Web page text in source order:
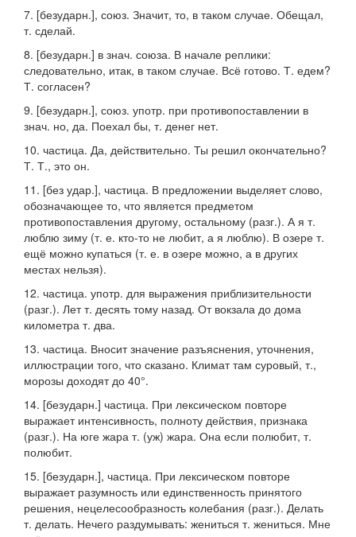
7. [безударн.], союз. Значит, то, в таком случае. Обещал,
т. сделай.
8. [безударн.] в знач. союза. В начале реплики:
следовательно, итак, в таком случае. Всё готово. Т. едем?
Т. согласен?
9. [безударн.], союз. употр. при противопоставлении в
знач. но, да. Поехал бы, т. денег нет.
10. частица. Да, действительно. Ты решил окончательно?
Т. Т., это он.
11. [без удар.], частица. В предложении выделяет слово,
обозначающее то, что является предметом
противопоставления другому, остальному (разг.). А я т.
люблю зиму (т. е. кто-то не любит, а я люблю). В озере т.
ещё можно купаться (т. е. в озере можно, а в других
местах нельзя).
12. частица. употр. для выражения приблизительности
(разг.). Лет т. десять тому назад. От вокзала до дома
километра т. два.
13. частица. Вносит значение разъяснения, уточнения,
иллюстрации того, что сказано. Климат там суровый, т.,
морозы доходят до 40°.
14. [безударн.] частица. При лексическом повторе
выражает интенсивность, полноту действия, признака
(разг.). На юге жара т. (уж) жара. Она если полюбит, т.
полюбит.
15. [безударн.], частица. При лексическом повторе
выражает разумность или единственность принятого
решения, нецелесообразность колебания (разг.). Делать
т. делать. Нечего раздумывать: жениться т. жениться. Мне